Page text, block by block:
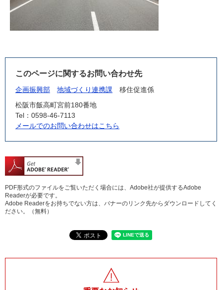
このページに関するお問い合わせ先
企画振興部 地域づくり連携課
移住促進係
松阪市飯高町宮前180番地
Tel：0598-46-7113
メールでのお問い合わせはこちら
PDF形式のファイルをご覧いただく場合には、Adobe社が提供するAdobe
Readerが必要です。
Adobe Readerをお持ちでない方は、バナーのリンク先からダウンロードしてく
ださい。（無料）